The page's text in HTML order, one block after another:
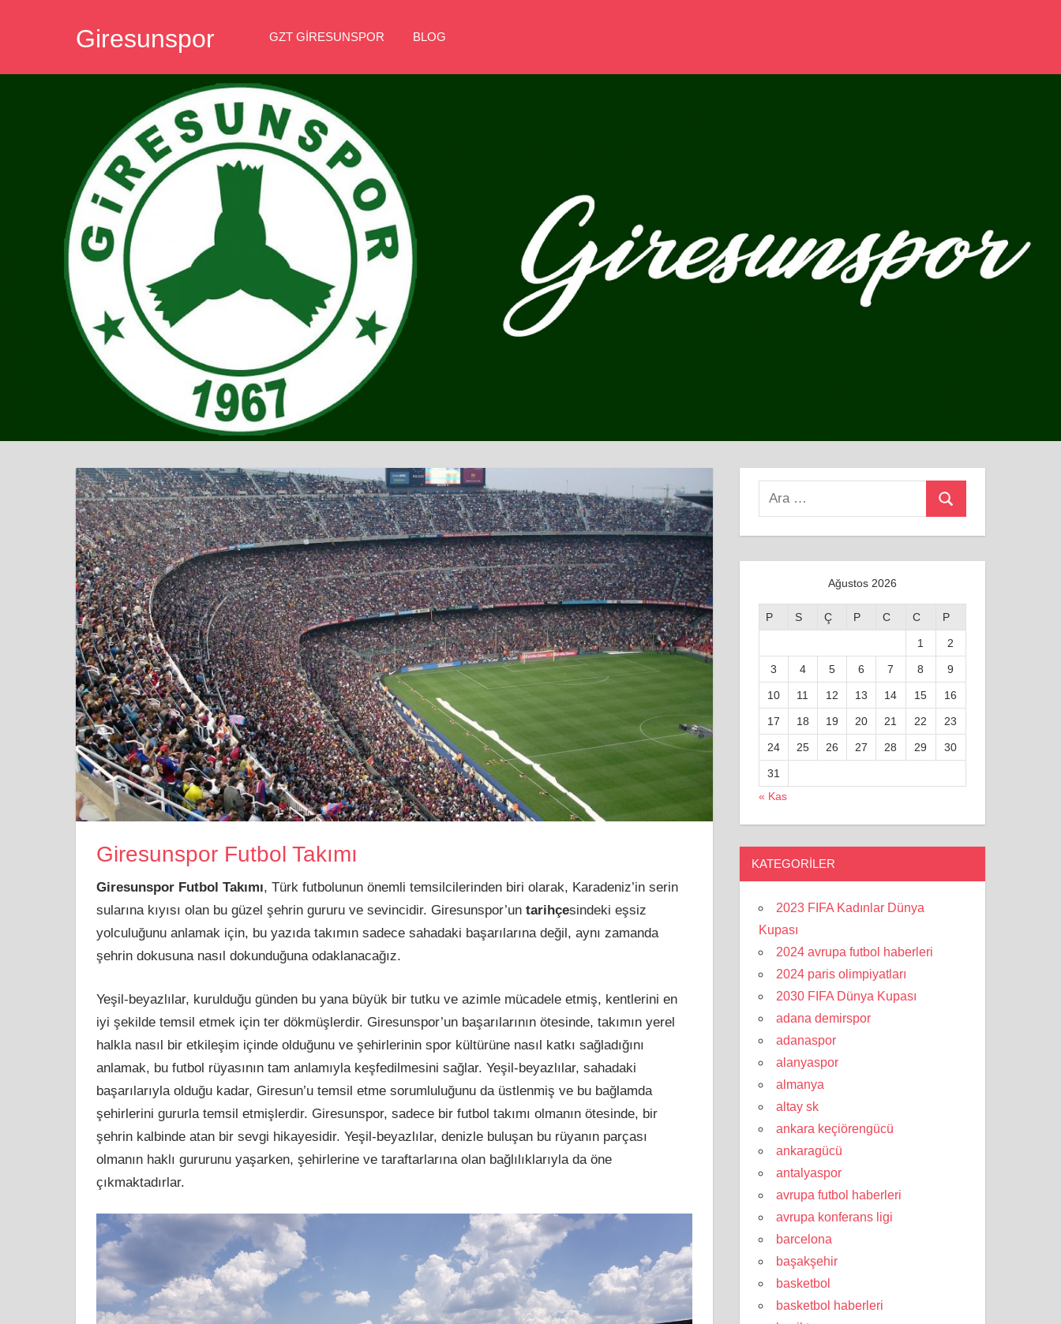
Giresunspor GZT GIRESUNSPOR BLOG
Giresunspor Futbol Takımı
Giresunspor Futbol Takımı, Türk futbolunun önemli temsilcilerinden biri olarak, Karadeniz’in serin
sularına kıyısı olan bu güzel şehrin gururu ve sevincidir. Giresunspor’un tarihçesindeki eşsiz
yolculuğunu anlamak için, bu yazıda takımın sadece sahadaki başarılarına değil, aynı zamanda
şehrin dokusuna nasıl dokunduğuna odaklanacağız.
Yeşil-beyazlılar, kurulduğu günden bu yana büyük bir tutku ve azimle mücadele etmiş, kentlerini en
iyi şekilde temsil etmek için ter dökmüşlerdir. Giresunspor’un başarılarının ötesinde, takımın yerel
halkla nasıl bir etkileşim içinde olduğunu ve şehirlerinin spor kültürüne nasıl katkı sağladığını
anlamak, bu futbol rüyasının tam anlamıyla keşfedilmesini sağlar. Yeşil-beyazlılar, sahadaki
başarılarıyla olduğu kadar, Giresun’u temsil etme sorumluluğunu da üstlenmiş ve bu bağlamda
şehirlerini gururla temsil etmişlerdir. Giresunspor, sadece bir futbol takımı olmanın ötesinde, bir
şehrin kalbinde atan bir sevgi hikayesidir. Yeşil-beyazlılar, denizle buluşan bu rüyanın parçası
olmanın haklı gururunu yaşarken, şehirlerine ve taraftarlarına olan bağlılıklarıyla da öne
çıkmaktadırlar.
Search
Ara
Ağustos 2026
P S Ç P C C P
1 2
3 4 5 6 7 8 9
10 11 12 13 14 15 16
17 18 19 20 21 22 23
24 25 26 27 28 29 30
31
« Kas
KATEGORILER
2023 FIFA Kadınlar Dünya
Kupası
2024 avrupa futbol haberleri
2024 paris olimpiyatları
2030 FIFA Dünya Kupası
adana demirspor
adanaspor
alanyaspor
almanya
altay sk
ankara keçiörengücü
ankaragücü
antalyaspor
avrupa futbol haberleri
avrupa konferans ligi
barcelona
başakşehir
basketbol
basketbol haberleri